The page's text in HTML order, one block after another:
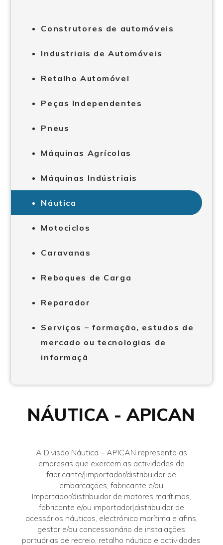
Construtores de automóveis
Industriais de Automóveis
Retalho Automóvel
Peças Independentes
Pneus
Máquinas Agrícolas
Máquinas Indústriais
Náutica
Motociclos
Caravanas
Reboques de Carga
Reparador
Serviços – formação, estudos de
mercado ou tecnologias de
informaçã
NÁUTICA - APICAN
A Divisão Náutica – APICAN representa as
empresas que exercem as actividades de
fabricante/|importador/distribuidor de
embarcações, fabricante e/ou
Importador/distribuidor de motores marítimos,
fabricante e/ou importador|distribuidor de
acessórios náuticos, electrónica marítima e afins,
gestor e/ou concessionário de instalações
portuárias de recreio, retalho náutico e actividades